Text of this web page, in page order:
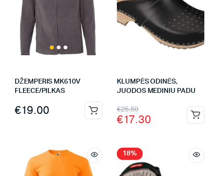
DŽEMPERIS MK610V
FLEECE/PILKAS
€19.00
KLUMPĖS ODINĖS,
JUODOS MEDINIU PADU
€25.50
€17.30
18%